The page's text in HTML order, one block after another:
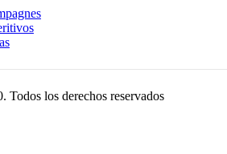
los derechos reservados